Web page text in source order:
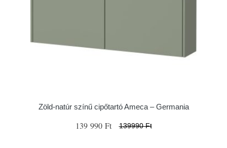
Zöld-natúr színű cipőtartó Ameca – Germania
139 990 Ft 139990 Ft